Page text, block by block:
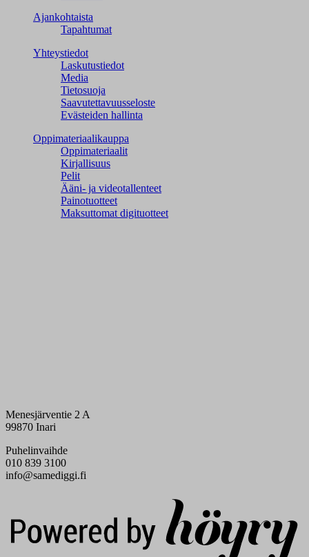
Ajankohtaista
Tapahtumat
Yhteystiedot
Laskutustiedot
Media
Tietosuoja
Saavutettavuusseloste
Evästeiden hallinta
Oppimateriaalikauppa
Oppimateriaalit
Kirjallisuus
Pelit
Ääni- ja videotallenteet
Painotuotteet
Maksuttomat digituotteet
Menesjärventie 2 A
99870 Inari
Puhelinvaihde
010 839 3100
info@samediggi.fi